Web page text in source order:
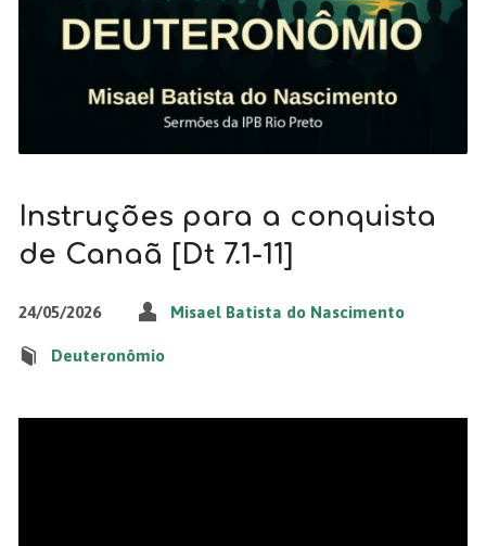
Instruções para a conquista
de Canaã [Dt 7.1-11]
24/05/2026 Misael Batista do Nascimento
Deuteronômio